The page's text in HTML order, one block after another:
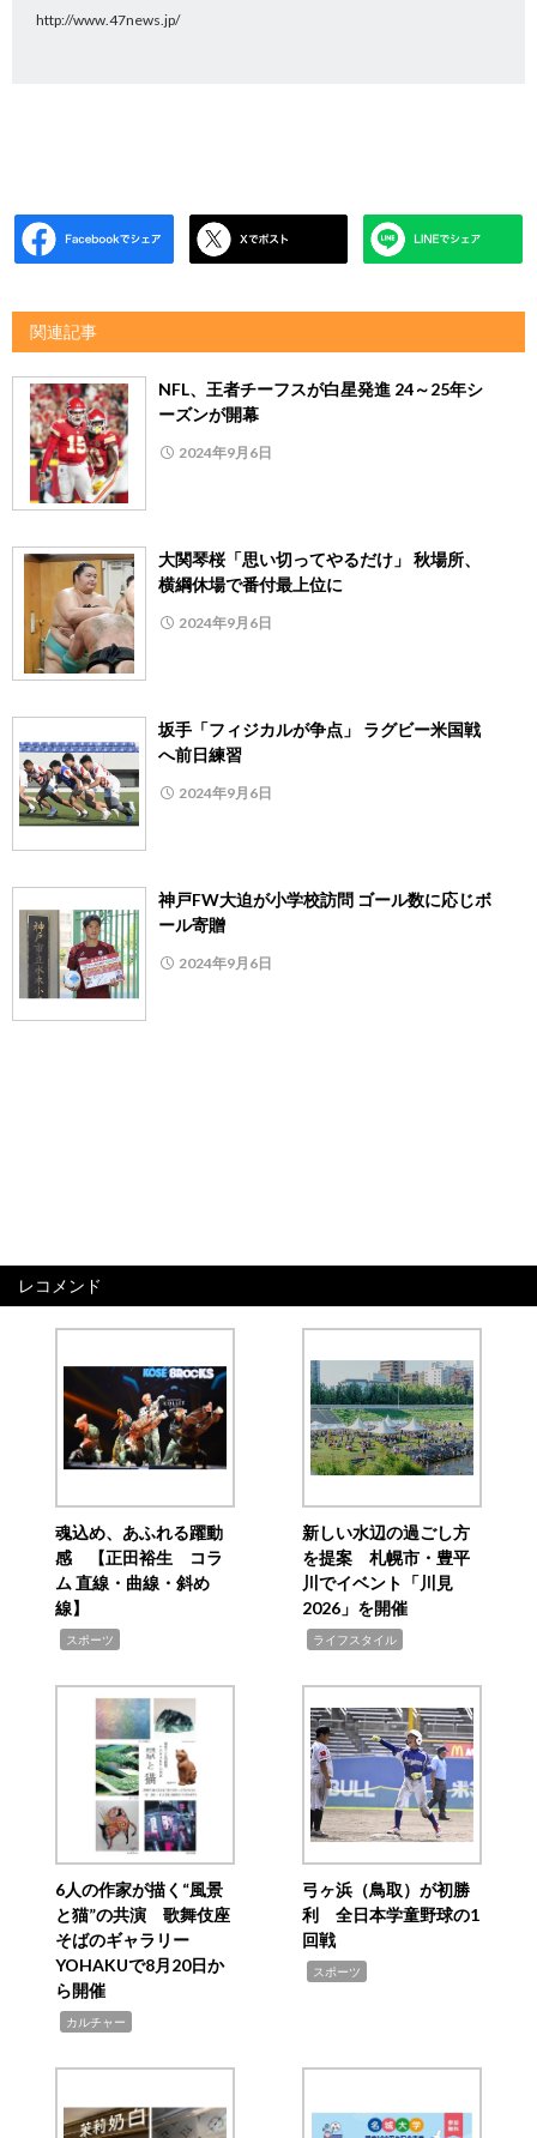
http://www.47news.jp/
関連記事
NFL、王者チーフスが白星発進 24～25年シ
ーズンが開幕
2024年9月6日
大関琴桜「思い切ってやるだけ」 秋場所、
横綱休場で番付最上位に
2024年9月6日
坂手「フィジカルが争点」 ラグビー米国戦
へ前日練習
2024年9月6日
神戸FW大迫が小学校訪問 ゴール数に応じボ
ール寄贈
2024年9月6日
レコメンド
魂込め、あふれる躍動
感 【正田裕生 コラ
ム 直線・曲線・斜め
線】
スポーツ
新しい水辺の過ごし方
を提案 札幌市・豊平
川でイベント「川見
2026」を開催
ライフスタイル
6人の作家が描く“風景
と猫”の共演 歌舞伎座
そばのギャラリー
YOHAKUで8月20日か
ら開催
カルチャー
弓ヶ浜（鳥取）が初勝
利 全日本学童野球の1
回戦
スポーツ